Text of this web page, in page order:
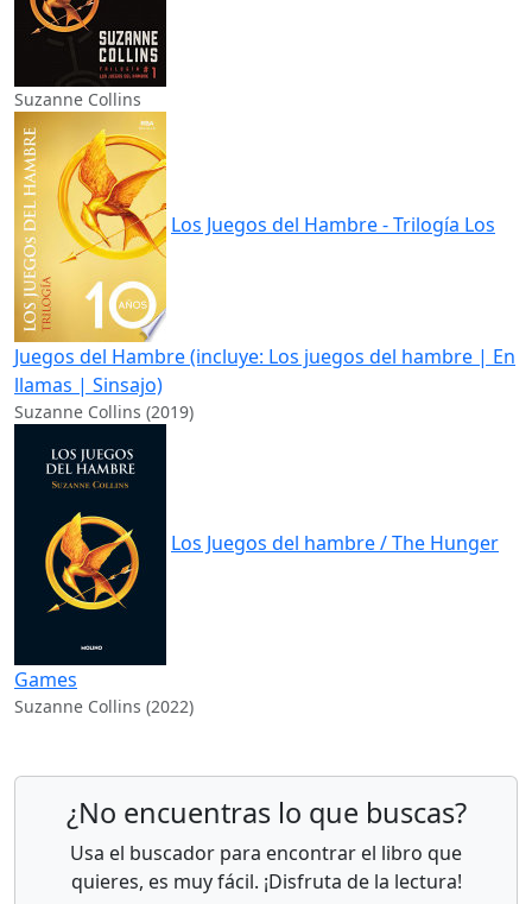
Suzanne Collins
Los Juegos del Hambre - Trilogía Los
Juegos del Hambre (incluye: Los juegos del hambre | En
llamas | Sinsajo)
Suzanne Collins (2019)
Los Juegos del hambre / The Hunger
Games
Suzanne Collins (2022)
¿No encuentras lo que buscas?
Usa el buscador para encontrar el libro que
quieres, es muy fácil. ¡Disfruta de la lectura!